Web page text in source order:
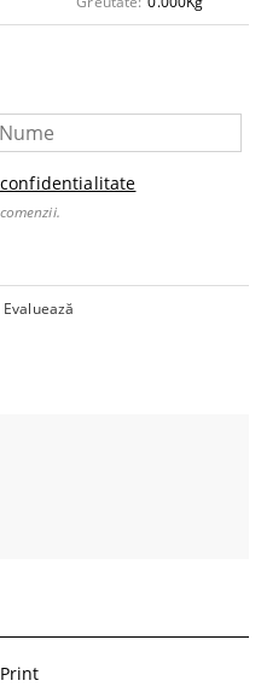
Evaluează